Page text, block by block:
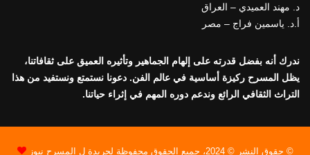
د. مهند العميدي – العراق
أ.د. ياسمين فراج – مصر
ندرك أنه بفضل قدرته على إلهام الجماهير وتأثيره العميق على ثقافاتنا،
يظل المسرح ركيزة أساسية في عالم الفن. دعونا نستمتع ونستفيد من هذا
التراث الثقافي الرائع وندعم دوره المهم في إثراء حياتنا.
© حقوق النشر © 2024، جميع الحقوق محفوظة لجريدة ل المسرح نيوز